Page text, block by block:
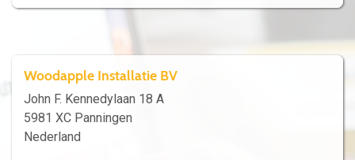
Woodapple Installatie BV
John F. Kennedylaan 18 A
5981 XC Panningen
Nederland